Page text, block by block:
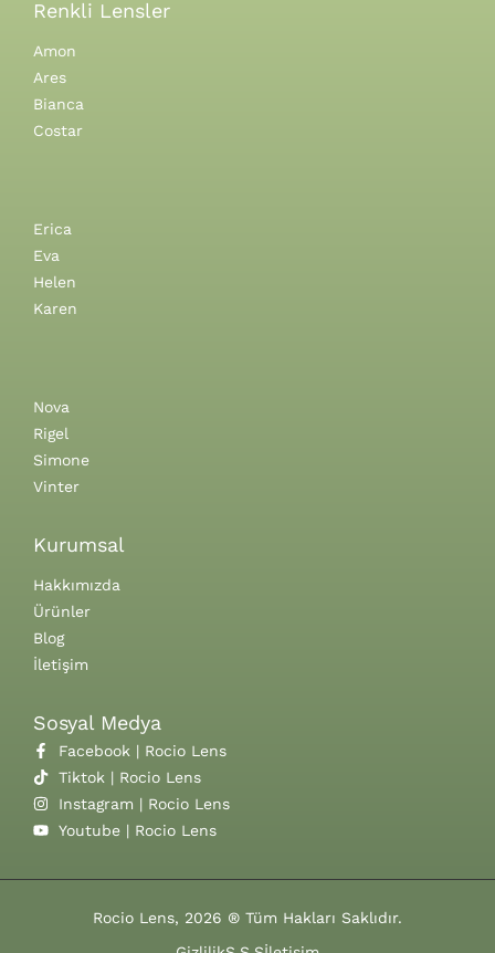
Renkli Lensler
Amon
Ares
Bianca
Costar
Erica
Eva
Helen
Karen
Nova
Rigel
Simone
Vinter
Kurumsal
Hakkımızda
Ürünler
Blog
İletişim
Sosyal Medya
Facebook | Rocio Lens
Tiktok | Rocio Lens
Instagram | Rocio Lens
Youtube | Rocio Lens
Rocio Lens, 2026 ® Tüm Hakları Saklıdır.